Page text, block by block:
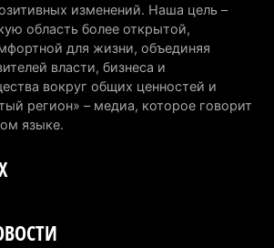
Алматинской области лечат в
загорелись строительные
300 квадратных метров
дома в квитанциях за свет
изменений. Наша цель –
область более открытой,
для жизни, объединяя
власти, бизнеса и
вокруг общих ценностей и
регион» – медиа, которое говорит
языке.